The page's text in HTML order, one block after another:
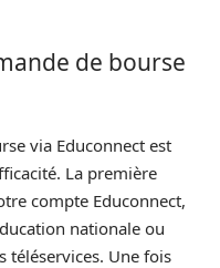
de bourse
via Educonnect est
La première
compte Educonnect,
nationale ou
téléservices. Une fois